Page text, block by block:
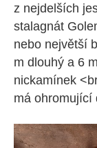
z nejdelších
stalagnát
nebo největší
m dlouhý a 6
nickamínek
má ohromující